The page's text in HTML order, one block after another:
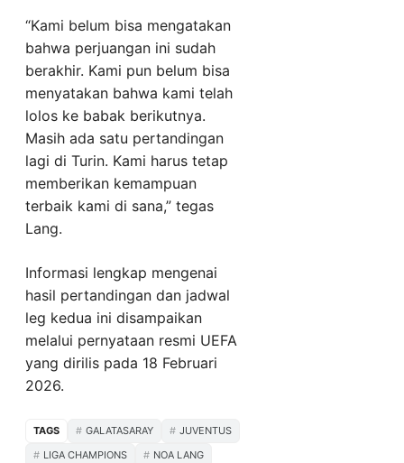
“Kami belum bisa mengatakan
bahwa perjuangan ini sudah
berakhir. Kami pun belum bisa
menyatakan bahwa kami telah
lolos ke babak berikutnya.
Masih ada satu pertandingan
lagi di Turin. Kami harus tetap
memberikan kemampuan
terbaik kami di sana,” tegas
Lang.
Informasi lengkap mengenai
hasil pertandingan dan jadwal
leg kedua ini disampaikan
melalui pernyataan resmi UEFA
yang dirilis pada 18 Februari
2026.
TAGS GALATASARAY
JUVENTUS
LIGA CHAMPIONS
NOA LANG